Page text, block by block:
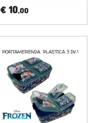
€ 10,00